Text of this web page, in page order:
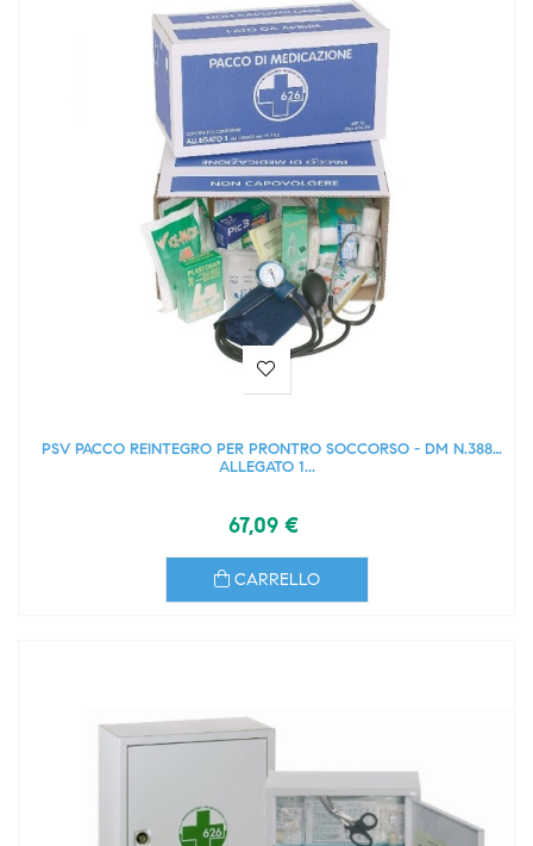
PSV PACCO REINTEGRO PER PRONTRO SOCCORSO - DM N.388
ALLEGATO 1...
67,09 €
CARRELLO